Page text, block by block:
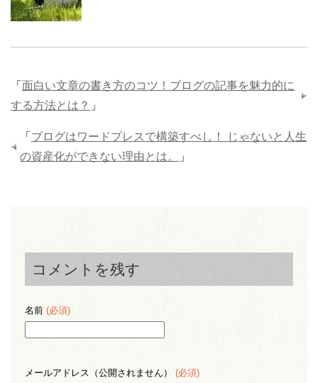
「 面白い文章の書き方のコツ！ブログの記事を魅力的に
する方法とは？ 」
「 ブログはワードプレスで構築すべし！ じゃないと人生
の資産化ができない理由とは。
」
コメントを残す
名前 (必須)
メールアドレス（公開されません） (必須)